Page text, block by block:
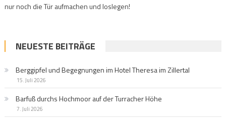
nur noch die Tür aufmachen und loslegen!
NEUESTE BEITRÄGE
Berggipfel und Begegnungen im Hotel Theresa im Zillertal
15. Juli 2026
Barfuß durchs Hochmoor auf der Turracher Höhe
7. Juli 2026